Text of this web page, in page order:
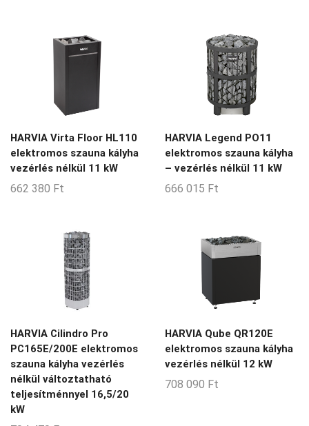
17-29-m3
2-14-m3
2-5-m3
2-6-m3
20-24-m3
20-50-m3
21-22-m3
25-35-m3
28-36-m3
3-4-m3
3-5-m3
HARVIA Virta Floor HL110
elektromos szauna kályha
vezérlés nélkül 11 kW
662 380 Ft
HARVIA Legend PO11
elektromos szauna kályha
– vezérlés nélkül 11 kW
666 015 Ft
HARVIA Cilindro Pro
PC165E/200E elektromos
szauna kályha vezérlés
nélkül változtatható
teljesítménnyel 16,5/20
kW
HARVIA Qube QR120E
elektromos szauna kályha
vezérlés nélkül 12 kW
708 090 Ft